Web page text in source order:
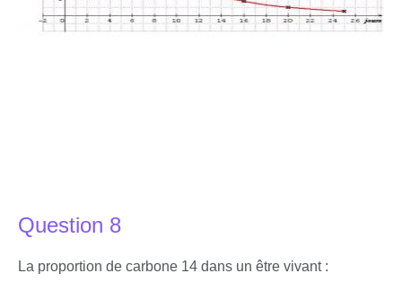
Question 8
La proportion de carbone 14 dans un être vivant :